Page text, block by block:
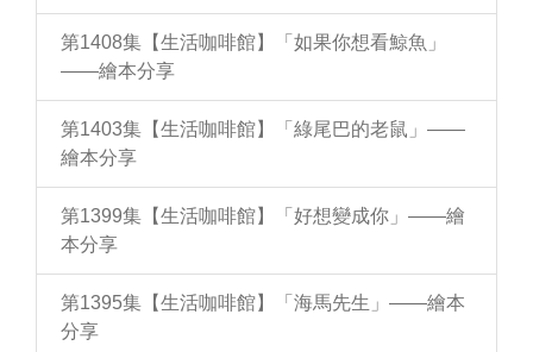
第1408集【生活咖啡館】「如果你想看鯨魚」
——繪本分享
第1403集【生活咖啡館】「綠尾巴的老鼠」——
繪本分享
第1399集【生活咖啡館】「好想變成你」——繪
本分享
第1395集【生活咖啡館】「海馬先生」——繪本
分享